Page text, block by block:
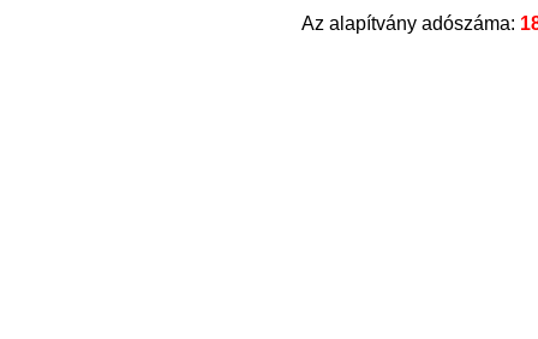
Az alapítvány adószáma: